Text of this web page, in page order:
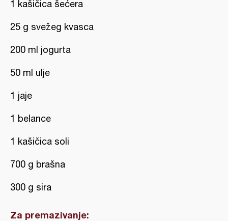
1 kašičica šećera
25 g svežeg kvasca
200 ml jogurta
50 ml ulje
1 jaje
1 belance
1 kašičica soli
700 g brašna
300 g sira
Za premazivanje: